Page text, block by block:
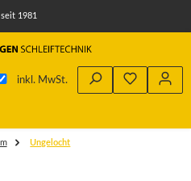
seit 1981
inkl. MwSt.
Ungelocht